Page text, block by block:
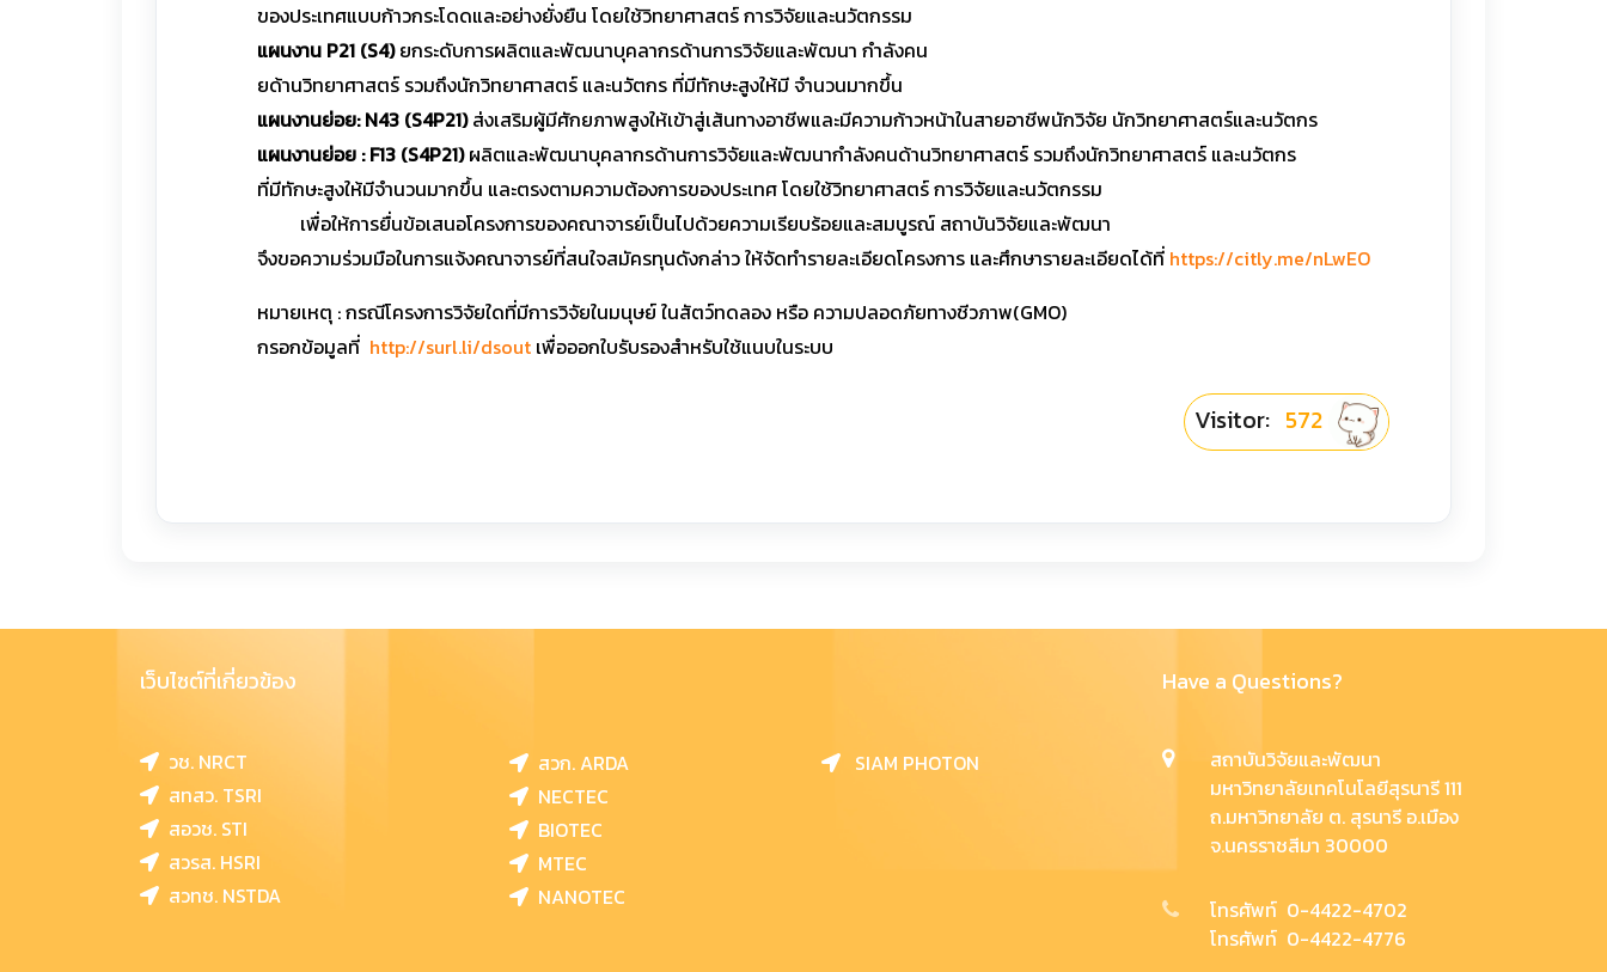
ของประเทศแบบก้าวกระโดดและอย่างยั่งยืน โดยใช้วิทยาศาสตร์ การวิจัยและนวัตกรรม
แผนงาน P21 (S4)ยกระดับการผลิตและพัฒนาบุคลากรด้านการวิจัยและพัฒนา กำลังคน
ยด้านวิทยาศาสตร์ รวมถึงนักวิทยาศาสตร์ และนวัตกร ที่มีทักษะสูงให้มี จำนวนมากขึ้น
แผนงานย่อย: N43 (S4P21)ส่งเสริมผู้มีศักยภาพสูงให้เข้าสู่เส้นทางอาชีพและมีความก้าวหน้าในสายอาชีพนักวิจัย นักวิทยาศาสตร์และนวัตกร
แผนงานย่อย : F13 (S4P21)ผลิตและพัฒนาบุคลากรด้านการวิจัยและพัฒนากำลังคนด้านวิทยาศาสตร์ รวมถึงนักวิทยาศาสตร์ และนวัตกร
ที่มีทักษะสูงให้มีจำนวนมากขึ้น และตรงตามความต้องการของประเทศ โดยใช้วิทยาศาสตร์ การวิจัยและนวัตกรรม
เพื่อให้การยื่นข้อเสนอโครงการของคณาจารย์เป็นไปด้วยความเรียบร้อยและสมบูรณ์ สถาบันวิจัยและพัฒนา
จึงขอความร่วมมือในการแจ้งคณาจารย์ที่สนใจสมัครทุนดังกล่าว ให้จัดทำรายละเอียดโครงการ และศึกษารายละเอียดได้ที่ https://citly.me/nLwEO
หมายเหตุ : กรณีโครงการวิจัยใดที่มีการวิจัยในมนุษย์ ในสัตว์ทดลอง หรือ ความปลอดภัยทางชีวภาพ(GMO)
กรอกข้อมูลที่ http://surl.li/dsout เพื่อออกใบรับรองสำหรับใช้แนบในระบบ
Visitor: 572
เว็บไซต์ที่เกี่ยวข้อง
วช. NRCT
สทสว. TSRI
สอวช. STI
สวรส. HSRI
สวทช. NSTDA
สวก. ARDA
NECTEC
BIOTEC
MTEC
NANOTEC
SIAM PHOTON
Have a Questions?
สถาบันวิจัยและพัฒนา
มหาวิทยาลัยเทคโนโลยีสุรนารี 111
ถ.มหาวิทยาลัย ต. สุรนารี อ.เมือง
จ.นครราชสีมา 30000
โทรศัพท์ 0-4422-4702
โทรศัพท์ 0-4422-4776